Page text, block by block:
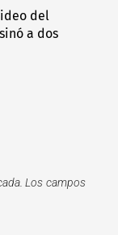
del
a dos
Los campos